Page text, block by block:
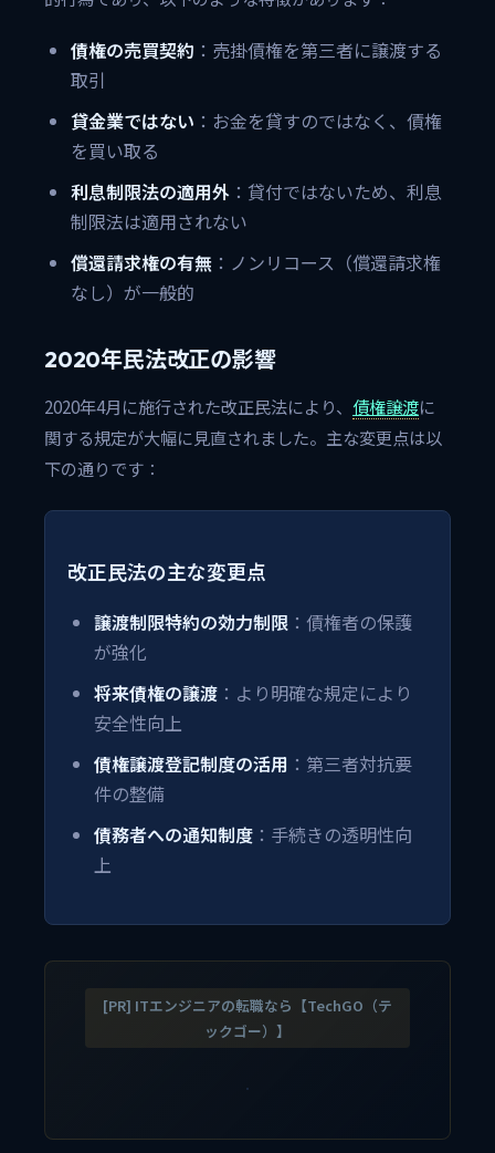
債権の売買契約 ：売掛債権を第三者に譲渡する
取引
貸金業ではない ：お金を貸すのではなく、債権
を買い取る
利息制限法の適用外 ：貸付ではないため、利息
制限法は適用されない
償還請求権の有無 ：ノンリコース（償還請求権
なし）が一般的
2020年民法改正の影響
2020年4月に施行された改正民法により、 債権譲渡に
関する規定が大幅に見直されました。主な変更点は以
下の通りです：
改正民法の主な変更点
譲渡制限特約の効力制限 ：債権者の保護
が強化
将来債権の譲渡 ：より明確な規定により
安全性向上
債権譲渡登記制度の活用 ：第三者対抗要
件の整備
債務者への通知制度 ：手続きの透明性向
上
[PR] ITエンジニアの転職なら【TechGO（テ
ックゴー）】